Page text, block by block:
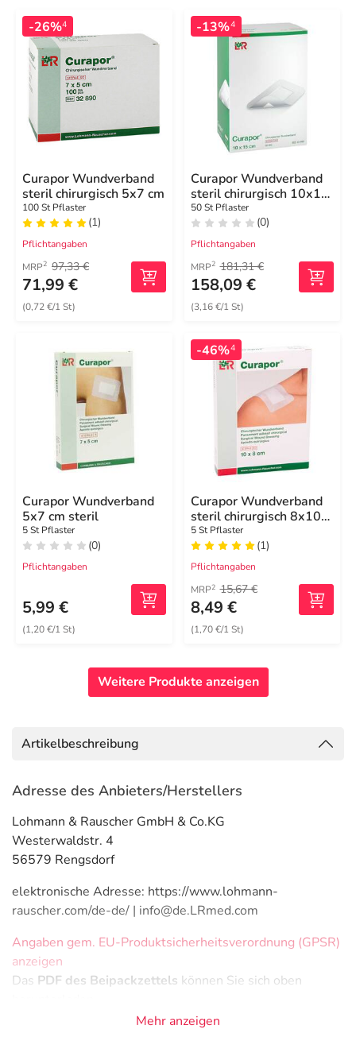
-26%4
Curapor Wundverband
steril chirurgisch 5x7 cm
100 St Pflaster
(1)
Pflichtangaben
MRP2 97,33 €
71,99 €
(0,72 €/1 St)
-13%4
Curapor Wundverband
steril chirurgisch 10x15
cm
50 St Pflaster
(0)
Pflichtangaben
MRP2 181,31 €
158,09 €
(3,16 €/1 St)
Curapor Wundverband
5x7 cm steril
5 St Pflaster
(0)
Pflichtangaben
5,99 €
(1,20 €/1 St)
-46%4
Curapor Wundverband
steril chirurgisch 8x10
cm
5 St Pflaster
(1)
Pflichtangaben
MRP2 15,67 €
8,49 €
(1,70 €/1 St)
Weitere Produkte anzeigen
Artikelbeschreibung
Adresse des Anbieters/Herstellers
Lohmann & Rauscher GmbH & Co.KG
Westerwaldstr. 4
56579 Rengsdorf
elektronische Adresse: https://www.lohmann-
rauscher.com/de-de/ | info@de.LRmed.com
Angaben gem. EU-Produktsicherheitsverordnung (GPSR)
anzeigen
Das PDF des Beipackzettels können Sie sich oben
Mehr anzeigen